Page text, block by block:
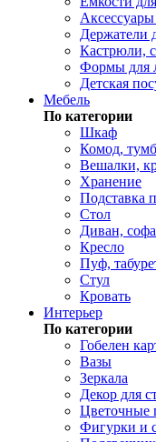
Держатели
Кастрюли,
Формы для
Детская
Мебель
По категории
Шкаф
Комод,
Вешалки,
Хранение
Подставка
Стол
Диван, софа
Кресло
Пуф,
Стул
Кровать
Интерьер
По категории
Гобелен
Вазы
Зеркала
Декор для
Цветочные
Фигурки и